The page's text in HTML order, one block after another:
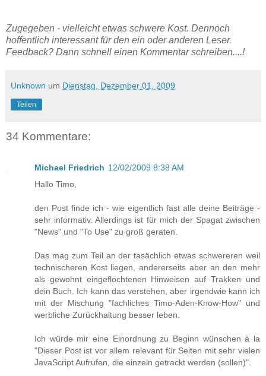
Zugegeben - vielleicht etwas schwere Kost. Dennoch
hoffentlich interessant für den ein oder anderen Leser.
Feedback? Dann schnell einen Kommentar schreiben....!
Unknown um Dienstag, Dezember 01, 2009
Teilen
34 Kommentare:
Michael Friedrich 12/02/2009 8:38 AM
Hallo Timo,
den Post finde ich - wie eigentlich fast alle deine Beiträge -
sehr informativ. Allerdings ist für mich der Spagat zwischen
"News" und "To Use" zu groß geraten.
Das mag zum Teil an der tasächlich etwas schwereren weil
technischeren Kost liegen, andererseits aber an den mehr
als gewohnt eingeflochtenen Hinweisen auf Trakken und
dein Buch. Ich kann das verstehen, aber irgendwie kann ich
mit der Mischung "fachliches Timo-Aden-Know-How" und
werbliche Zurückhaltung besser leben.
Ich würde mir eine Einordnung zu Beginn wünschen à la
"Dieser Post ist vor allem relevant für Seiten mit sehr vielen
JavaScript Aufrufen, die einzeln getrackt werden (sollen)".